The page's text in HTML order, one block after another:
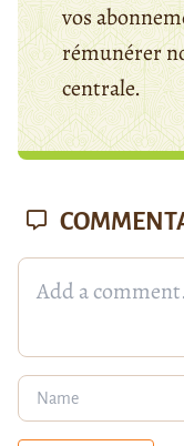
vos
rémunérer
centrale.